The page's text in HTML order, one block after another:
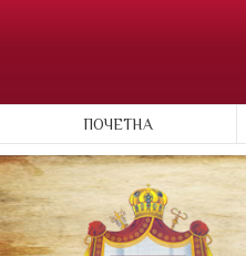
ПОЧЕТНА